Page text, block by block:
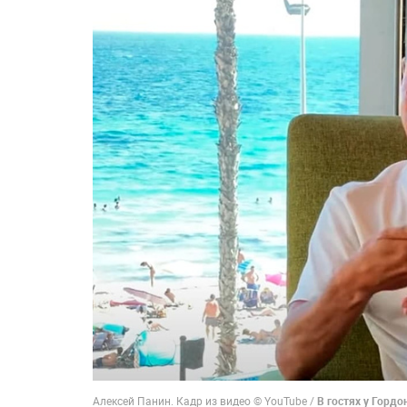
Алексей Панин. Кадр из видео © YouTube /В гостях у